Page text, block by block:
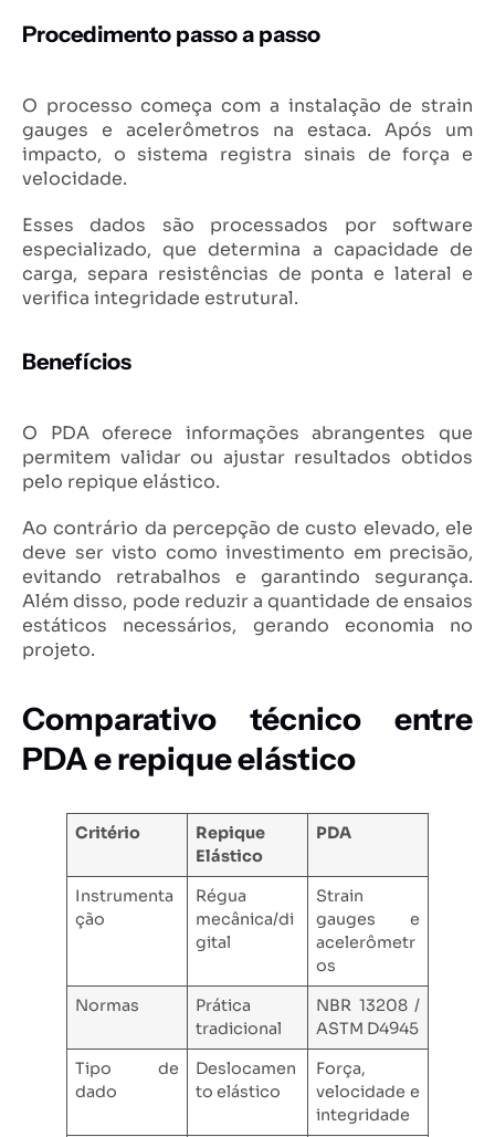
Procedimento passo a passo
O processo começa com a instalação de strain
gauges e acelerômetros na estaca. Após um
impacto, o sistema registra sinais de força e
velocidade.
Esses dados são processados por software
especializado, que determina a capacidade de
carga, separa resistências de ponta e lateral e
verifica integridade estrutural.
Benefícios
O PDA oferece informações abrangentes que
permitem validar ou ajustar resultados obtidos
pelo repique elástico.
Ao contrário da percepção de custo elevado, ele
deve ser visto como investimento em precisão,
evitando retrabalhos e garantindo segurança.
Além disso, pode reduzir a quantidade de ensaios
estáticos necessários, gerando economia no
projeto.
Comparativo técnico entre
PDA e repique elástico
Critério
Repique
Elástico
PDA
Instrumenta
ção
Régua
mecânica/di
gital
Strain
gauges e
acelerômetr
os
Normas
Prática
tradicional
NBR 13208 /
ASTM D4945
Tipo de
dado
Deslocamen
to elástico
Força,
velocidade e
integridade